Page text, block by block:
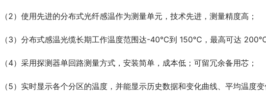
（2）使用先进的分布式光纤感温作为测量单元，技术先进，测量精度高；
（3）分布式感温光缆长期工作温度范围达-40℃到 150℃，最高可达 200℃
（4）采用探测器单回路测量方式，安装简单，成本低；可留冗余备用芯；
（5）实时显示各个分区的温度，并能显示历史数据和变化曲线、平均温度变